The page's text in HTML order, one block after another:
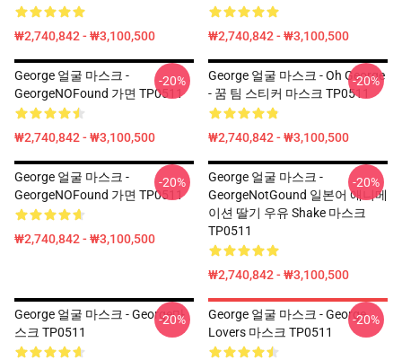
₩2,740,842 - ₩3,100,500 ₩2,740,842 - ₩3,100,500
George 얼굴 마스크 -
GeorgeNOFound 가면 TP0511
₩2,740,842 - ₩3,100,500
-20%
George 얼굴 마스크 - Oh George
- 꿈 팀 스티커 마스크 TP0511
₩2,740,842 - ₩3,100,500
-20%
George 얼굴 마스크 -
GeorgeNOFound 가면 TP0511
₩2,740,842 - ₩3,100,500
-20%
George 얼굴 마스크 -
GeorgeNotGound 일본어 애니메
이션 딸기 우유 Shake 마스크
TP0511
₩2,740,842 - ₩3,100,500
-20%
George 얼굴 마스크 - George마
스크 TP0511
-20%
George 얼굴 마스크 - George
Lovers 마스크 TP0511
-20%